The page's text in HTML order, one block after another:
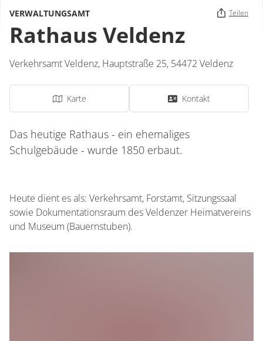
VERWALTUNGSAMT Teilen
Rathaus Veldenz
Verkehrsamt Veldenz, Hauptstraße 25, 54472 Veldenz
Karte Kontakt
Das heutige Rathaus - ein ehemaliges
Schulgebäude - wurde 1850 erbaut.
Heute dient es als: Verkehrsamt, Forstamt, Sitzungssaal
sowie Dokumentationsraum des Veldenzer Heimatvereins
und Museum (Bauernstuben).